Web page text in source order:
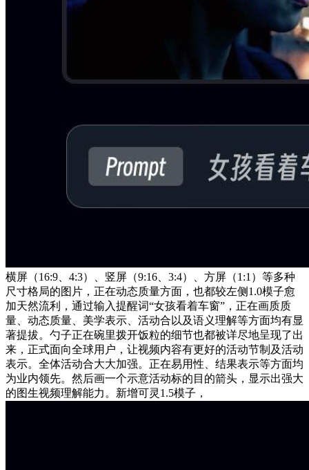
横屏（16:9、4:3）、竖屏（9:16、3:4）、方屏（1:1）等多种
尺寸格局的图片，正在动态质量方面，也都较左侧1.0模子愈
加天然流利，通过输入提醒词“女孩看着车窗”，正在画质质
量、动态质量、美学表示、活动合以及语义理解等方面均有显
著提拔。勺子正在碗里拨开饭粒的细节也都被详尽地呈现了出
来，正式面向全球用户，让视频内容有更好的活动节制及活动
表示。全体活动合大大加强。正在易用性、结果表示等方面均
为业内领先。然后画一个示意活动标的目的箭头，显示出强大
的图生视频理解能力。新增可灵1.5模子，